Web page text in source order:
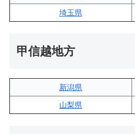
埼玉県
甲信越地方
新潟県
山梨県